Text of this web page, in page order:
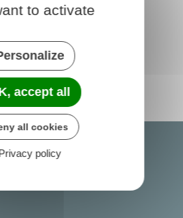
to activate
accept all
all cookies
policy